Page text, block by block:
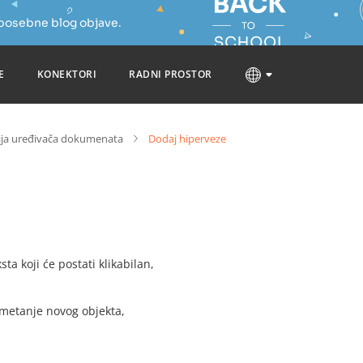
blog objave.
KONEKTORI RADNI PROSTOR
uređivača dokumenata Dodaj hiperveze
koji će postati klikabilan,
novog objekta,